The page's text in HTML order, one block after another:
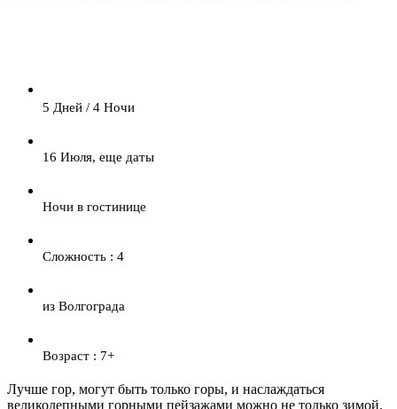
5 Дней / 4 Ночи
16 Июля, еще даты
Ночи в гостинице
Сложность : 4
из Волгограда
Возраст : 7+
Лучше гор, могут быть только горы, и наслаждаться
великолепными горными пейзажами можно не только зимой.